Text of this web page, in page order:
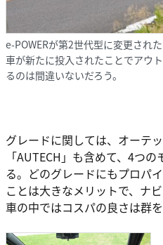
e-POWERが第2世代型に変更され
車が新たに投入されたことでアウ
るのは間違いないだろう。
グレードに関しては、オーテ
「AUTECH」も含めて、4つ
る。どのグレードにもプロパ
ことは大きなメリットで、ナ
車の中ではコスパの良さは群を